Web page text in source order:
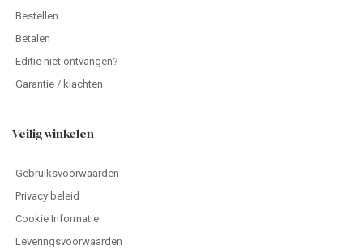
Bestellen
Betalen
Editie niet ontvangen?
Garantie / klachten
Veilig winkelen
Gebruiksvoorwaarden
Privacy beleid
Cookie Informatie
Leveringsvoorwaarden